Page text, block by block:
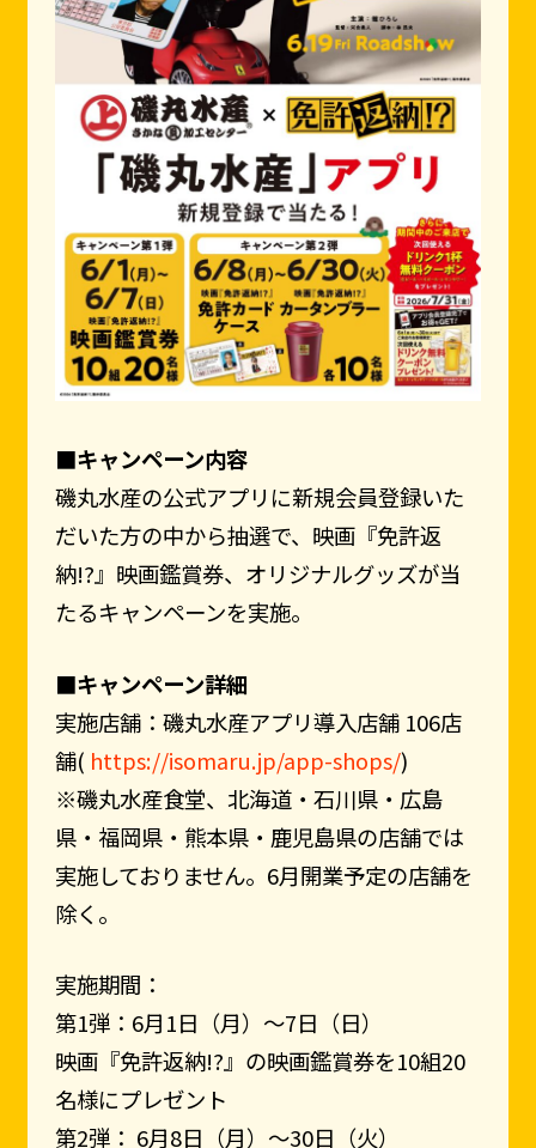
■キャンペーン内容
磯丸水産の公式アプリに新規会員登録いた
だいた方の中から抽選で、映画『免許返
納!?』映画鑑賞券、オリジナルグッズが当
たるキャンペーンを実施。
■キャンペーン詳細
実施店舗：磯丸水産アプリ導入店舗 106店
舗( https://isomaru.jp/app-shops/)
※磯丸水産食堂、北海道・石川県・広島
県・福岡県・熊本県・鹿児島県の店舗では
実施しておりません。6月開業予定の店舗を
除く。
実施期間：
第1弾：6月1日（月）～7日（日）
映画『免許返納!?』の映画鑑賞券を10組20
名様にプレゼント
第2弾： 6月8日（月）～30日（火）